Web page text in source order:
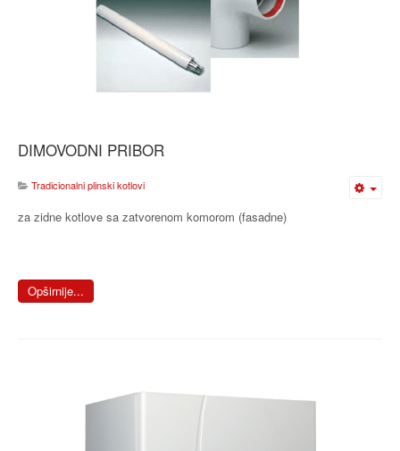
DIMOVODNI PRIBOR
Tradicionalni plinski kotlovi
za zidne kotlove sa zatvorenom komorom (fasadne)
Opširnije...